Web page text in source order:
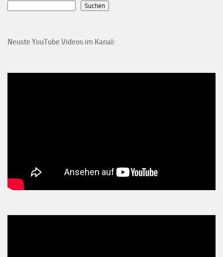
Suchen
Neuste YouTube Videos im Kanal: